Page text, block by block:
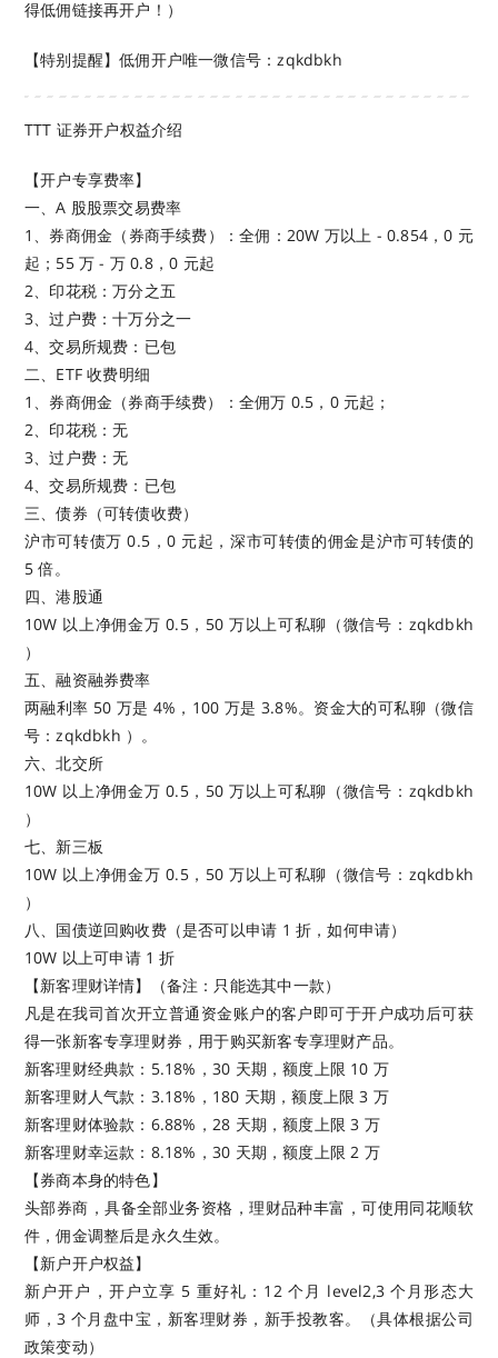
得低佣链接再开户！）
【特别提醒】低佣开户唯一微信号：zqkdbkh
TTT 证券开户权益介绍
【开户专享费率】
一、A 股股票交易费率
1、券商佣金（券商手续费）：全佣：20W 万以上 - 0.854，0 元
起；55 万 - 万 0.8，0 元起
2、印花税：万分之五
3、过户费：十万分之一
4、交易所规费：已包
二、ETF 收费明细
1、券商佣金（券商手续费）：全佣万 0.5，0 元起；
2、印花税：无
3、过户费：无
4、交易所规费：已包
三、债券（可转债收费）
沪市可转债万 0.5，0 元起，深市可转债的佣金是沪市可转债的
5 倍。
四、港股通
10W 以上净佣金万 0.5，50 万以上可私聊（微信号：zqkdbkh
）
五、融资融券费率
两融利率 50 万是 4%，100 万是 3.8%。资金大的可私聊（微信
号：zqkdbkh ）。
六、北交所
10W 以上净佣金万 0.5，50 万以上可私聊（微信号：zqkdbkh
）
七、新三板
10W 以上净佣金万 0.5，50 万以上可私聊（微信号：zqkdbkh
）
八、国债逆回购收费（是否可以申请 1 折，如何申请）
10W 以上可申请 1 折
【新客理财详情】（备注：只能选其中一款）
凡是在我司首次开立普通资金账户的客户即可于开户成功后可获
得一张新客专享理财券，用于购买新客专享理财产品。
新客理财经典款：5.18%，30 天期，额度上限 10 万
新客理财人气款：3.18%，180 天期，额度上限 3 万
新客理财体验款：6.88%，28 天期，额度上限 3 万
新客理财幸运款：8.18%，30 天期，额度上限 2 万
【券商本身的特色】
头部券商，具备全部业务资格，理财品种丰富，可使用同花顺软
件，佣金调整后是永久生效。
【新户开户权益】
新户开户，开户立享 5 重好礼：12 个月 level2,3 个月形态大
师，3 个月盘中宝，新客理财券，新手投教客。（具体根据公司
政策变动）